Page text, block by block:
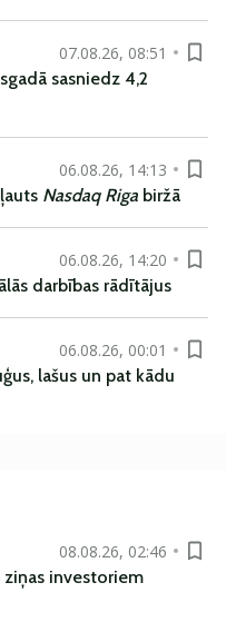
07.08.26, 08:51
sasniedz 4,2
06.08.26, 14:13
Nasdaq Riga biržā
06.08.26, 14:20
darbības rādītājus
06.08.26, 00:01
lašus un pat kādu
08.08.26, 02:46
ziņas investoriem